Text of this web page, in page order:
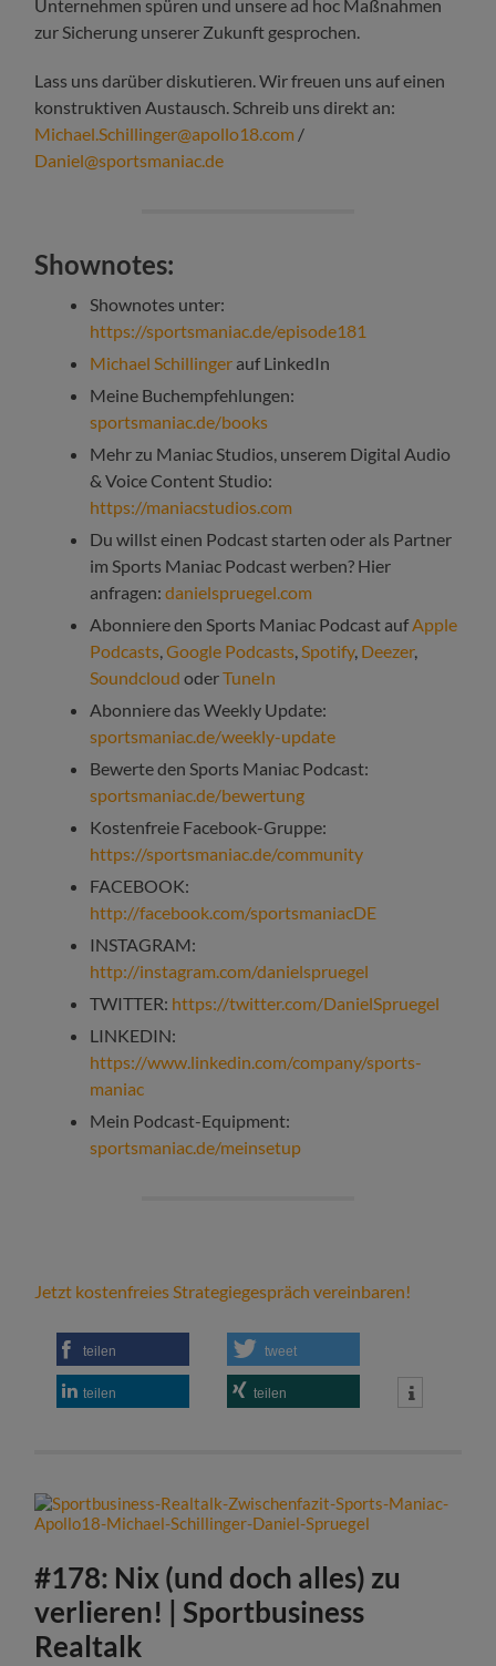
Unternehmen spüren und unsere ad hoc Maßnahmen
zur Sicherung unserer Zukunft gesprochen.
Lass uns darüber diskutieren. Wir freuen uns auf einen
konstruktiven Austausch. Schreib uns direkt an:
Michael.Schillinger@apollo18.com /
Daniel@sportsmaniac.de
Shownotes:
Shownotes unter:
https://sportsmaniac.de/episode181
Michael Schillinger auf LinkedIn
Meine Buchempfehlungen:
sportsmaniac.de/books
Mehr zu Maniac Studios, unserem Digital Audio
& Voice Content Studio:
https://maniacstudios.com
Du willst einen Podcast starten oder als Partner
im Sports Maniac Podcast werben? Hier
anfragen:danielspruegel.com
Abonniere den Sports Maniac Podcast aufApple
Podcasts,Google Podcasts,Spotify, Deezer,
Soundcloud oderTuneIn
Abonniere das Weekly Update:
sportsmaniac.de/weekly-update
Bewerte den Sports Maniac Podcast:
sportsmaniac.de/bewertung
Kostenfreie Facebook-Gruppe:
https://sportsmaniac.de/community
FACEBOOK:
http://facebook.com/sportsmaniacDE
INSTAGRAM:
http://instagram.com/danielspruegel
TWITTER: https://twitter.com/DanielSpruegel
LINKEDIN:
https://www.linkedin.com/company/sports-
maniac
Mein Podcast-Equipment:
sportsmaniac.de/meinsetup
Jetzt kostenfreies Strategiegespräch vereinbaren!
teilen tweet
teilen teilen
#178: Nix (und doch alles) zu
verlieren! | Sportbusiness
Realtalk